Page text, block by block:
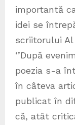
importantă
idei se
scriitorului Al
‘’După
poezia s-a
în câteva
publicat în
că, atât